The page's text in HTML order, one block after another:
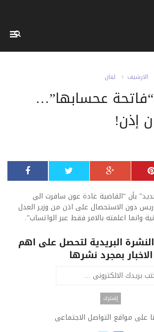
الارشيف لبنان
عحسابها”…
إذن!
بأن “القاضية غادة عون سافرت الى
دون الاستحصال على اذن من وزير العدل
وانما اعلمته بالامر فقط عبر الواتساب”.
البريدية لتحصل على اهم
الاخبار بمجرد نشرها
على مواقع التواصل الاجتماعى